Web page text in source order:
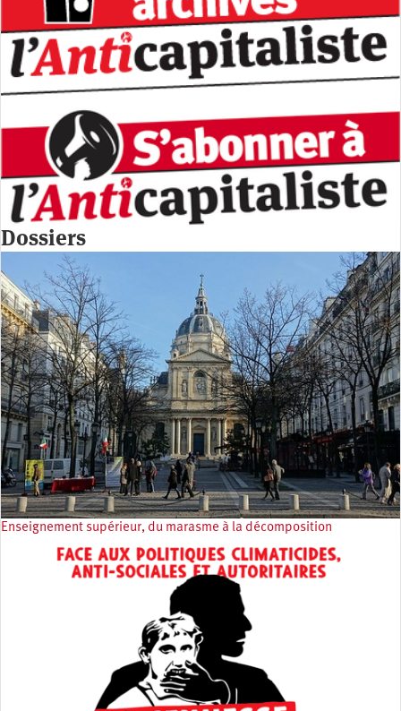
Dossiers
Enseignement supérieur, du marasme à la décomposition